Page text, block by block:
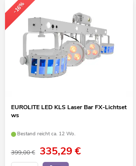
-16%
EUROLITE LED KLS Laser Bar FX-Lichtset
ws
Bestand reicht ca. 12 Wo.
399,00 € 335,29€